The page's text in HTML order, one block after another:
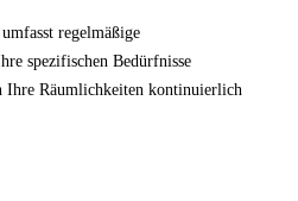
umfasst regelmäßige
spezifischen Bedürfnisse
Ihre Räumlichkeiten kontinuierlich